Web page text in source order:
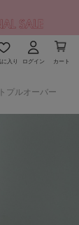
に入り ログイン カート
プルオーバー